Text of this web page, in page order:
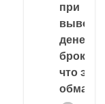
при
выводе
денег у
что это,
обман?